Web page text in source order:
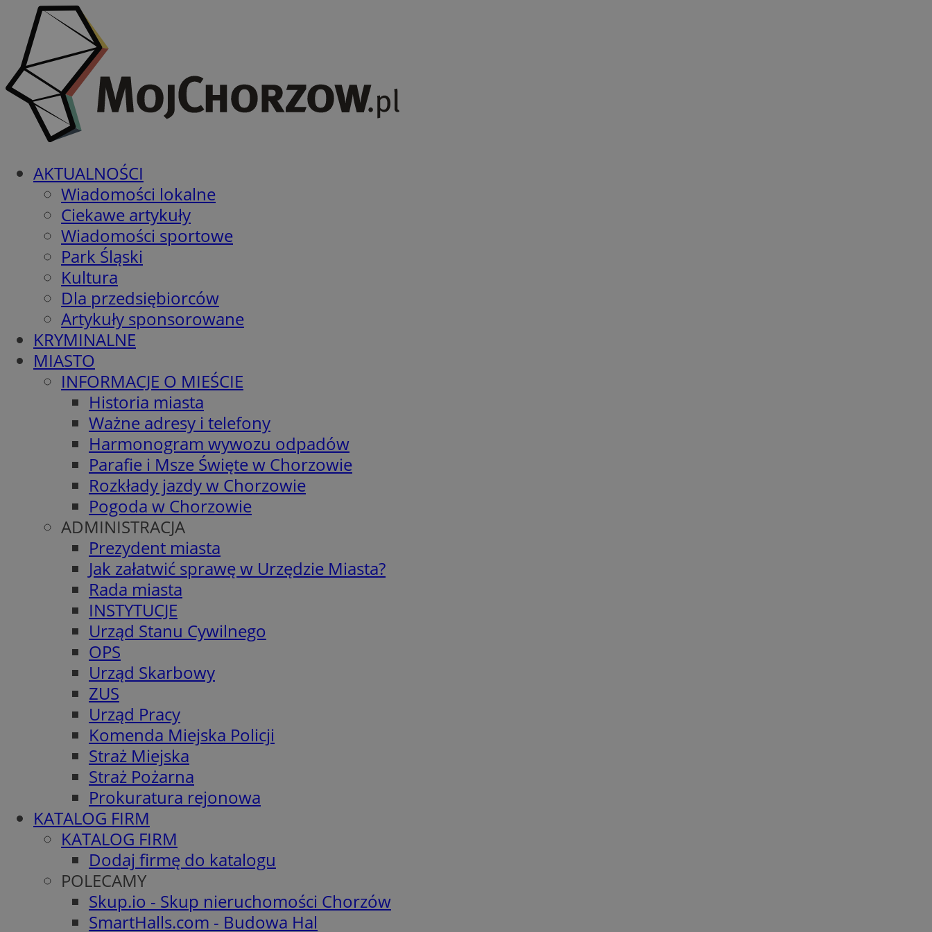
AKTUALNOŚCI
Wiadomości lokalne
Ciekawe artykuły
Wiadomości sportowe
Park Śląski
Kultura
Dla przedsiębiorców
Artykuły sponsorowane
KRYMINALNE
MIASTO
INFORMACJE O MIEŚCIE
Historia miasta
Ważne adresy i telefony
Harmonogram wywozu odpadów
Parafie i Msze Święte w Chorzowie
Rozkłady jazdy w Chorzowie
Pogoda w Chorzowie
ADMINISTRACJA
Prezydent miasta
Jak załatwić sprawę w Urzędzie Miasta?
Rada miasta
INSTYTUCJE
Urząd Stanu Cywilnego
OPS
Urząd Skarbowy
ZUS
Urząd Pracy
Komenda Miejska Policji
Straż Miejska
Straż Pożarna
Prokuratura rejonowa
KATALOG FIRM
KATALOG FIRM
Dodaj firmę do katalogu
POLECAMY
Skup.io - Skup nieruchomości Chorzów
SmartHalls.com - Budowa Hal